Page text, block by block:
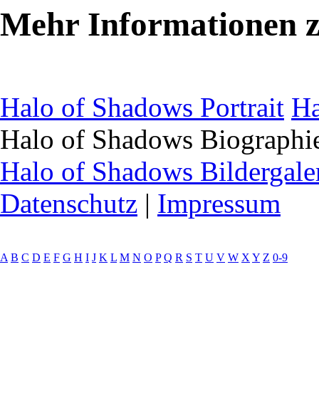
Mehr Informationen
Halo of Shadows Portrait
Halo of Shadows
Halo of Shadows
Datenschutz | Impressum
A B C D E F G H I J K L M N O P Q R S T U V W X Y Z 0-9